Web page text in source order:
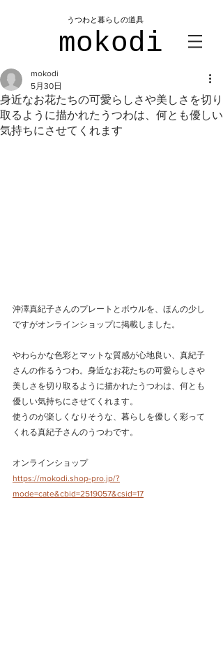
mokodi
​うつわと暮らしの道具
身近なお花たちの可愛らしさや美しさを切り
取るように描かれたうつわは、何とも優しい
気持ちにさせてくれます
mokodi
5月30日
沖澤真紀子さんのプレートとボウルを、ほんの少し
ですがオンラインショップに掲載しました。
やわらかな色彩とマットな質感が心地良い、真紀子
さんの作るうつわ。身近なお花たちの可愛らしさや
美しさを切り取るように描かれたうつわは、何とも
優しい気持ちにさせてくれます。
使うのが楽しくなりそうな、暮らしを優しく彩って
くれる真紀子さんのうつわです。
オンラインショップ
https://mokodi.shop-pro.jp/?
mode=cate&cbid=2519057&csid=17